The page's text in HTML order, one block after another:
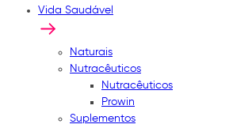
Vida Saudável
Naturais
Nutracêuticos
Nutracêuticos
Prowin
Suplementos